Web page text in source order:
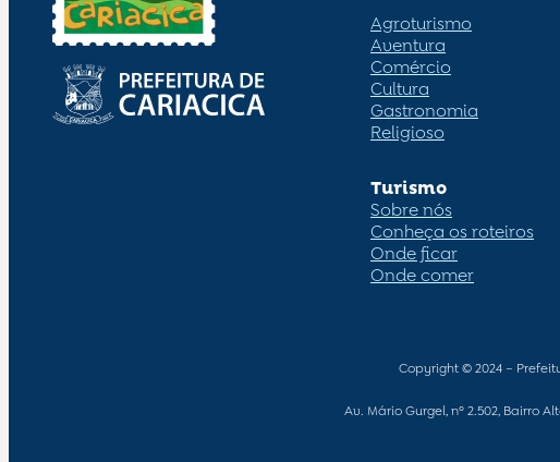
Agroturismo
Aventura
Comércio
Cultura
Gastronomia
Religioso
Turismo
Sobre nós
Conheça os roteiros
Onde ficar
Onde comer
Copyright © 2024 –
Av. Mário Gurgel, nº 2.502, Bairro